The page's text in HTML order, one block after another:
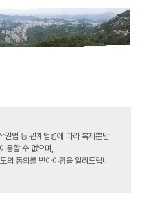
권법 등 관계법령에 따라 복제뿐만
용할 수 없으며,
의 동의를 받아야함을 알려드립니